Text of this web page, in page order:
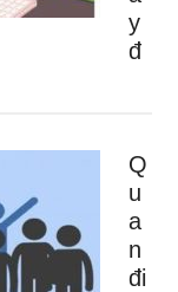
y
đ
Q
u
a
n
đi